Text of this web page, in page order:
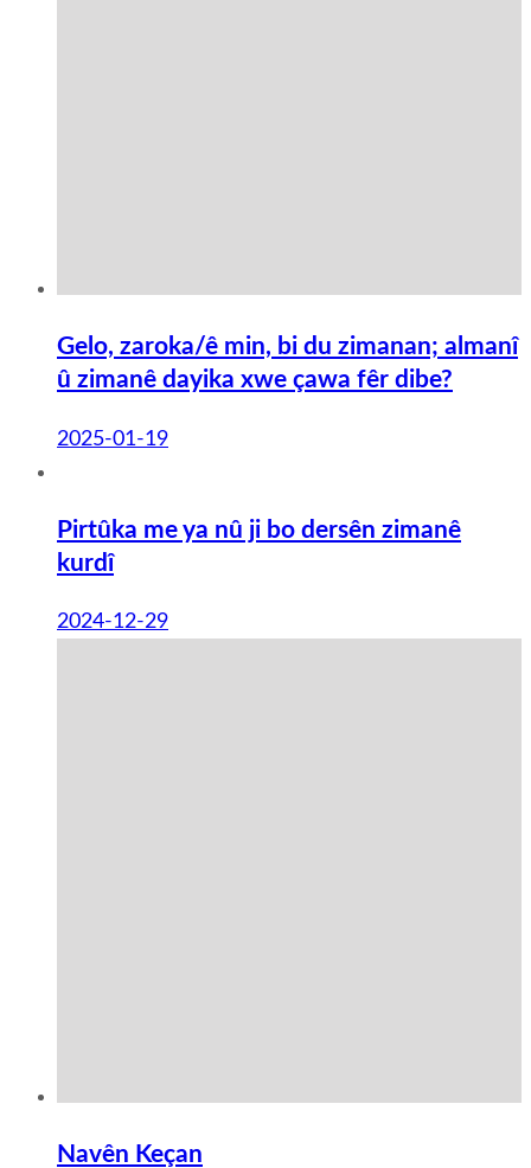
Gelo, zaroka/ê min, bi du zimanan; almanî
û zimanê dayika xwe çawa fêr dibe?
2025-01-19
Pirtûka me ya nû ji bo dersên zimanê
kurdî
2024-12-29
Navên Keçan